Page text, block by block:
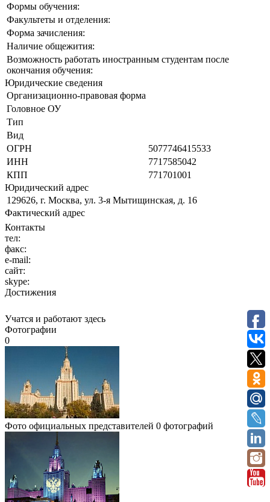
Формы обучения:
Факультеты и отделения:
Форма зачисления:
Наличие общежития:
Возможность работать иностранным студентам после
окончания обучения:
Юридические сведения
Организационно-правовая форма
Головное ОУ
Тип
Вид
ОГРН
5077746415533
ИНН
7717585042
КПП
771701001
Юридический адрес
129626, г. Москва, ул. 3-я Мытищинская, д. 16
Фактический адрес
Контакты
тел:
факс:
e-mail:
сайт:
skype:
Достижения
Учатся и работают здесь
Фотографии
0
Фото официальных представителей 0 фотографий